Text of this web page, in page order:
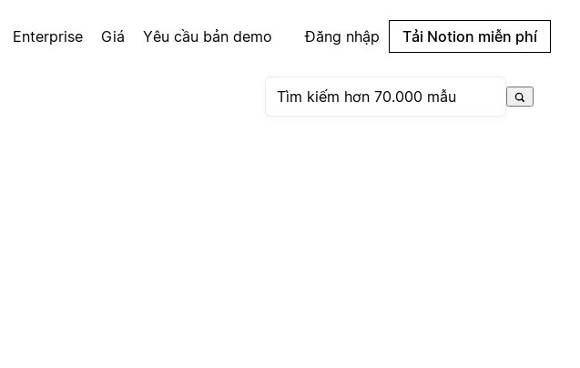
Enterprise Giá Yêu cầu bản demo Đăng nhập Tải Notion miễn phí